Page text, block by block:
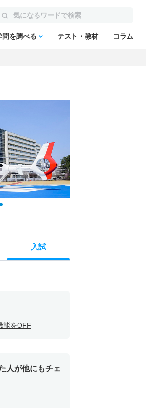
問を調べる テスト・教材 コラム
入試
能をOFF
人が他にもチェ